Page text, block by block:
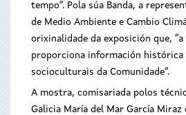
tempo”. Pola súa Banda, a
de Medio Ambiente e Cambio
orixinalidade da exposición que,
proporciona información histórica
socioculturais da Comunidade”.
A mostra, comisariada polos
Galicia María del Mar García Miraz